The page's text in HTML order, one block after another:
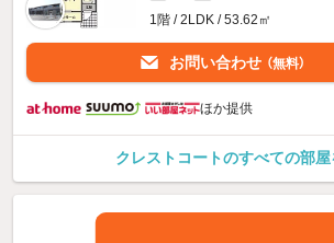
1階 / 2LDK / 53.62㎡
お問い合わせ （無料）
ほか提供
クレストコートのすべての部屋